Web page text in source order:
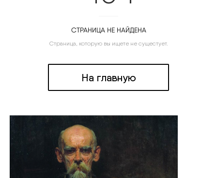
СТРАНИЦА НЕ НАЙДЕНА
Страница, которую вы ищете не сущестует.
На главную